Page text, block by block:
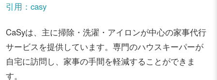
引用：casy
CaSyは、主に掃除・洗濯・アイロンが中心の家事代行
サービスを提供しています。専門のハウスキーパーが
自宅に訪問し、家事の手間を軽減することができま
す。